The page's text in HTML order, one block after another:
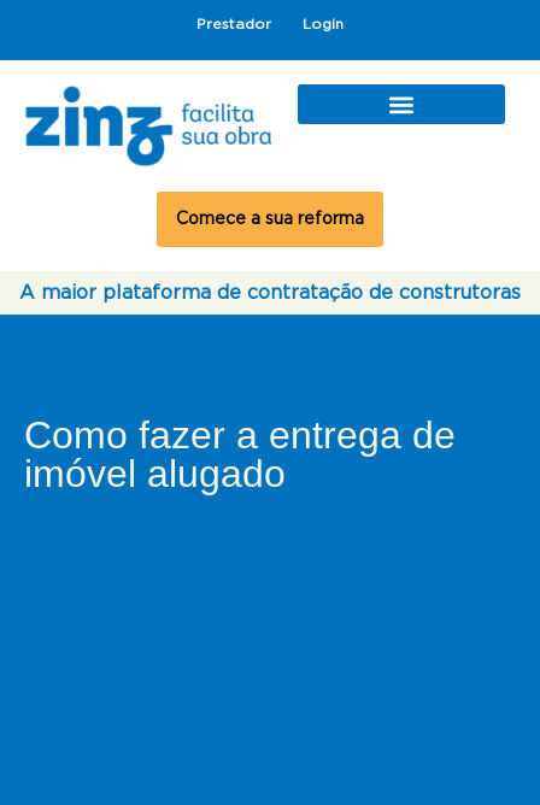
Prestador Login
Comece a sua reforma
A maior plataforma de contratação de construtoras
Como fazer a entrega de
imóvel alugado